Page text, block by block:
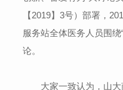
【2019】3号）部署，
服务站全体医务人员围
论。
大家一致认为，山